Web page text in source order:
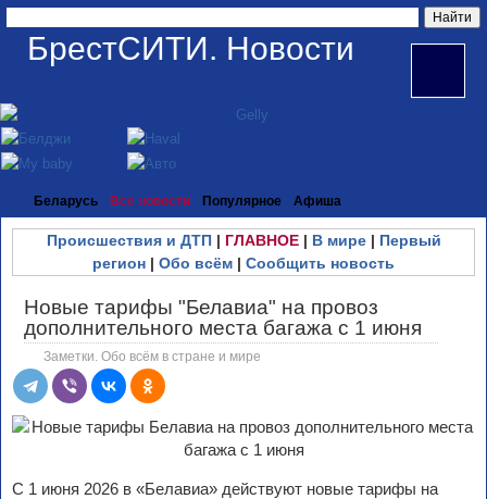
БрестСИТИ. Новости
Беларусь Все новости Популярное Афиша
Происшествия и ДТП| ГЛАВНОЕ| В мире| Первый
регион | Обо всём | Сообщить новость
Новые тарифы "Белавиа" на провоз
дополнительного места багажа с 1 июня
Заметки. Обо всём в стране и мире
С 1 июня 2026 в «Белавиа» действуют новые тарифы на